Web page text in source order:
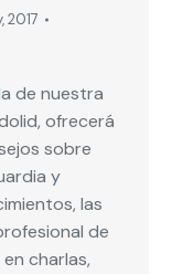
2017
de nuestra
ofrecerá
sobre
y
las
de
charlas,